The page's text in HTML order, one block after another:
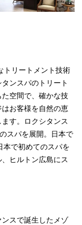
トリートメント技術
ンスパのトリート
空間で、確かな技
お客様を自然の恵
す。ロクシタンス
スパを展開。日本で
本で初めてのスパを
ヒルトン広島にス
スで誕生したメゾ